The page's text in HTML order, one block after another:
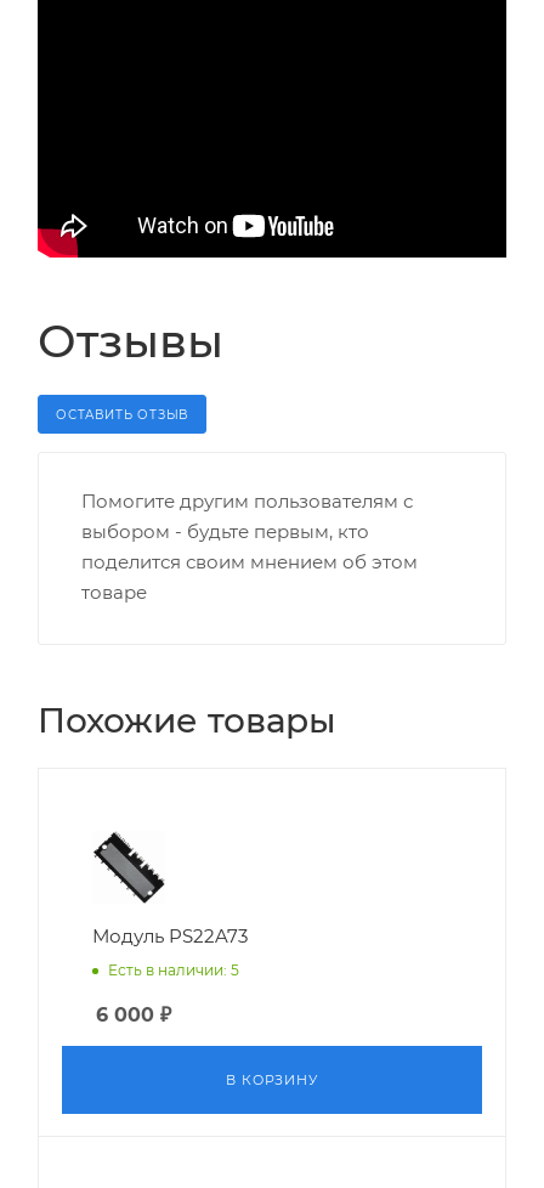
Отзывы
ОСТАВИТЬ ОТЗЫВ
Помогите другим пользователям с
выбором - будьте первым, кто
поделится своим мнением об этом
товаре
Похожие товары
Модуль PS22A73
Есть в наличии: 5
6 000 ₽
В КОРЗИНУ